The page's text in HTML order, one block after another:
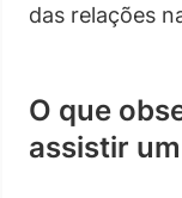
das relações
O que
assistir